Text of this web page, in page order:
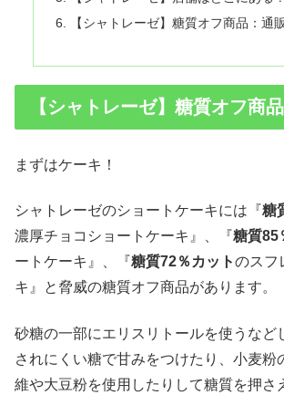
【シャトレーゼ】糖質オフ商品：通
【シャトレーゼ】糖質オフ商
まずはケーキ！
シャトレーゼのショートケーキには『糖
濃厚チョコショートケーキ』、『糖質85
ートケーキ』、『糖質72％カットのスフ
キ』と脅威の糖質オフ商品があります。
砂糖の一部にエリスリトールを使うなど
されにくい糖で甘みをつけたり、小麦粉
維や大豆粉を使用したりして糖質を押さ